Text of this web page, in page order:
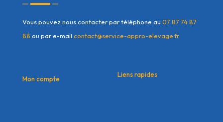
Vous pouvez nous contacter par téléphone au 07 87 74 87
88 ou par e-mail contact@service-appro-elevage.fr
Mon compte
Liens rapides